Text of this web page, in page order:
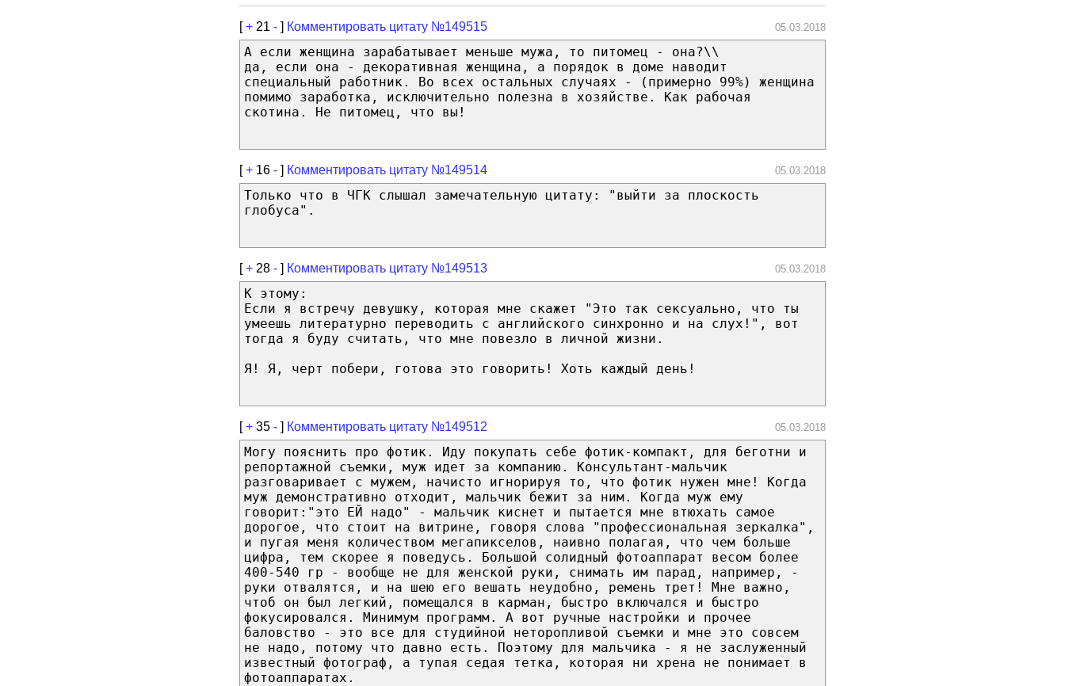
[+ 21 - ] Комментировать цитату №149515 05.03.2018
А если женщина зарабатывает меньше мужа, то питомец - она?\\
да, если она - декоративная женщина, а порядок в доме наводит
специальный работник. Во всех остальных случаях - (примерно 99%) женщина
помимо заработка, исключительно полезна в хозяйстве. Как рабочая
скотина. Не питомец, что вы!
[+ 16 - ] Комментировать цитату №149514 05.03.2018
Только что в ЧГК слышал замечательную цитату: "выйти за плоскость
глобуса".
[+ 28 - ] Комментировать цитату №149513 05.03.2018
К этому:
Если я встречу девушку, которая мне скажет "Это так сексуально, что ты
умеешь литературно переводить с английского синхронно и на слух!", вот
тогда я буду считать, что мне повезло в личной жизни.
Я! Я, черт побери, готова это говорить! Хоть каждый день!
[+ 35 - ] Комментировать цитату №149512 05.03.2018
Могу пояснить про фотик. Иду покупать себе фотик-компакт, для беготни и
репортажной съемки, муж идет за компанию. Консультант-мальчик
разговаривает с мужем, начисто игнорируя то, что фотик нужен мне! Когда
муж демонстративно отходит, мальчик бежит за ним. Когда муж ему
говорит:"это ЕЙ надо" - мальчик киснет и пытается мне втюхать самое
дорогое, что стоит на витрине, говоря слова "профессиональная зеркалка",
и пугая меня количеством мегапикселов, наивно полагая, что чем больше
цифра, тем скорее я поведусь. Большой солидный фотоаппарат весом более
400-540 гр - вообще не для женской руки, снимать им парад, например, -
руки отвалятся, и на шею его вешать неудобно, ремень трет! Мне важно,
чтоб он был легкий, помещался в карман, быстро включался и быстро
фокусировался. Минимум программ. А вот ручные настройки и прочее
баловство - это все для студийной неторопливой съемки и мне это совсем
не надо, потому что давно есть. Поэтому для мальчика - я не заслуженный
известный фотограф, а тупая седая тетка, которая ни хрена не понимает в
фотоаппаратах.